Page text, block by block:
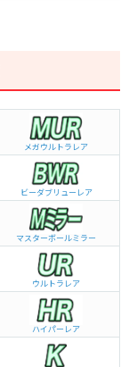
メガウルトラレア
ビーダブリュー レア
マスターボールミラー
ウルトラレア
ハイパーレア